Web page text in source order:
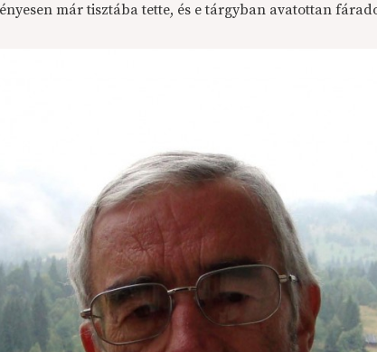
már tisztába tette, és e tárgyban avatottan